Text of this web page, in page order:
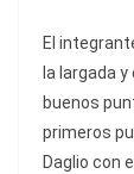
El
la largada
buenos
primeros
Daglio con